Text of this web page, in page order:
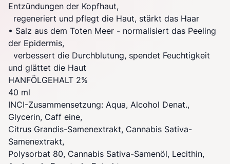
Entzündungen der Kopfhaut,
regeneriert und pflegt die Haut, stärkt das Haar
• Salz aus dem Toten Meer - normalisiert das Peeling
der Epidermis,
verbessert die Durchblutung, spendet Feuchtigkeit
und glättet die Haut
HANFÖLGEHALT 2%
40 ml
INCI-Zusammensetzung: Aqua, Alcohol Denat.,
Glycerin, Caff eine,
Citrus Grandis-Samenextrakt, Cannabis Sativa-
Samenextrakt,
Polysorbat 80, Cannabis Sativa-Samenöl, Lecithin,